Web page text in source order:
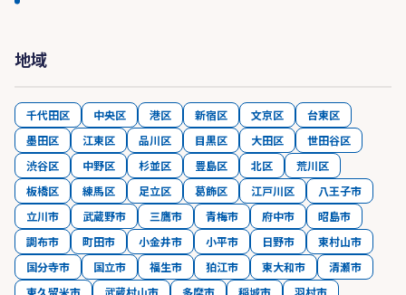
地域
千代田区 中央区 港区 新宿区 文京区
台東区
墨田区
江東区 品川区 目黒区 大田区
世田谷区
渋谷区
中野区 杉並区 豊島区 北区
荒川区
板橋区
練馬区 足立区 葛飾区 江戸川区
八王子市
立川市
武蔵野市 三鷹市 青梅市 府中市
昭島市
調布市
町田市 小金井市 小平市 日野市
東村山市
国分寺市
国立市 福生市 狛江市 東大和市
清瀬市
東久留米市
武蔵村山市 多摩市 稲城市
羽村市